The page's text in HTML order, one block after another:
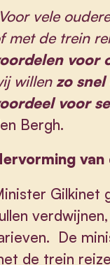
vele
met de trein
voor
willen zo
voor
Bergh.
van
Gilkinet
De
de trein